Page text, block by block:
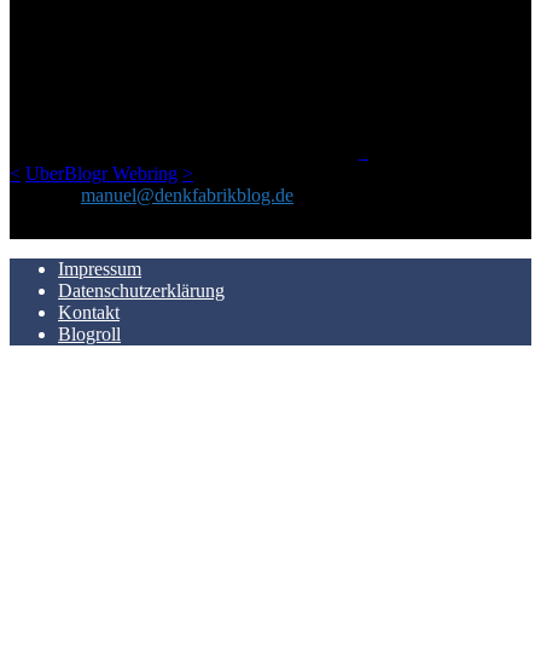
< UberBlogr Webring >
manuel@denkfabrikblog.de
Impressum
Datenschutzerklärung
Kontakt
Blogroll